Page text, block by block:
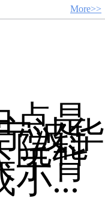
More>>
点是
波华
院科
手背
小...